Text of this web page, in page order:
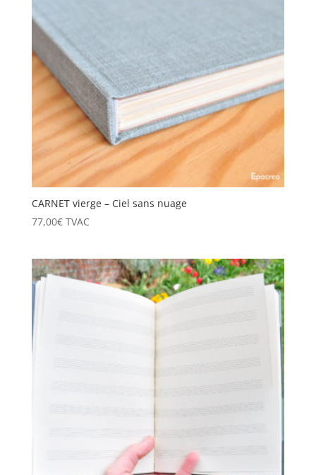
CARNET vierge – Ciel sans nuage
77,00€ TVAC